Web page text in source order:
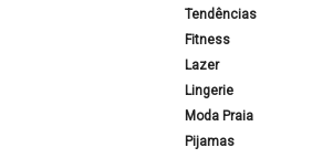
Tendências
Fitness
Lazer
Lingerie
Moda Praia
Pijamas